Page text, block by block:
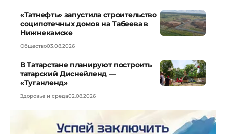
«Татнефть» запустила строительство
соципотечных домов на Табеева в
Нижнекамске
Общество03.08.2026
В Татарстане планируют построить
татарский Диснейленд —
«Туганленд»
Здоровье и среда02.08.2026